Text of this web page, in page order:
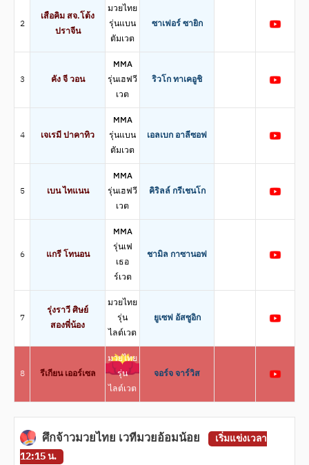
2
เสือคิม สจ.โต้ง
ปราจีน
มวยไทย
รุ่นแบน
ตัมเวต
ซาเฟอร์ ซายิก
3 คัง จี วอน
MMA
รุ่นเฮฟวี
เวต
ริวโก ทาเคอูชิ
4 เจเรมี ปาคาทิว
MMA
รุ่นแบน
ตัมเวต
เอลเบก อาลีซอฟ
5 เบน ไทแนน
MMA
รุ่นเฮฟวี
เวต
คิริลล์ กรีเชนโก
6 แกรี โทนอน
MMA
รุ่นเฟ
เธอ
ร์เวต
ชามิล กาซานอฟ
7
รุ่งราวี ศิษย์
สองพี่น้อง
มวยไทย
รุ่น
ไลต์เวต
ยูเซฟ อัสซูอิก
8 รีเกียน เออร์เซล
มวยไทย
รุ่น
ไลต์เวต
จอร์จ จาร์วิส
ศึกจ้าวมวยไทย เวทีมวยอ้อมน้อย
เริ่มแข่งเวลา
12:15 น.